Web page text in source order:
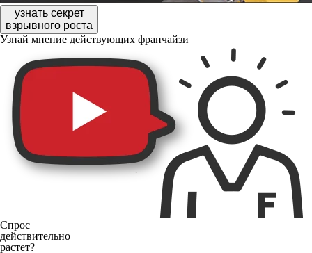
узнать секрет
взрывного роста
Узнай мнение действующих франчайзи
Спрос
действительно
растет?